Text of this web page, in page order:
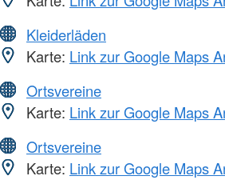
Kleiderläden
Karte: Link zur Google Maps
Ortsvereine
Karte: Link zur Google Maps
Ortsvereine
Karte: Link zur Google Maps